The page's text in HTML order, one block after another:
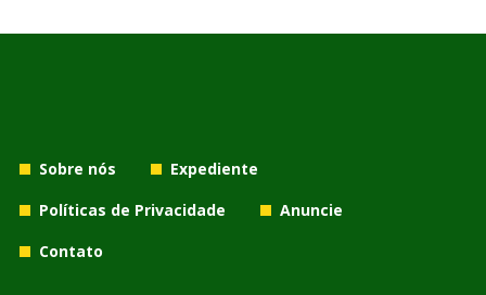
Sobre nós
Expediente
Políticas de Privacidade
Anuncie
Contato